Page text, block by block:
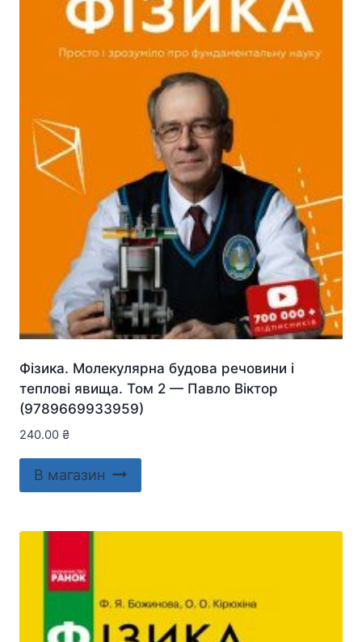
Фізика. Молекулярна будова речовини і
теплові явища. Том 2 — Павло Віктор
(9789669933959)
240.00 ₴
В магазин